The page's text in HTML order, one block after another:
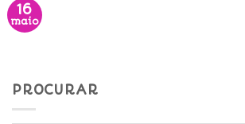
16
maio
PROCURAR